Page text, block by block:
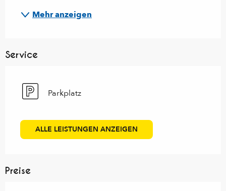
Mehr anzeigen
Service
Parkplatz
ALLE LEISTUNGEN ANZEIGEN
Preise